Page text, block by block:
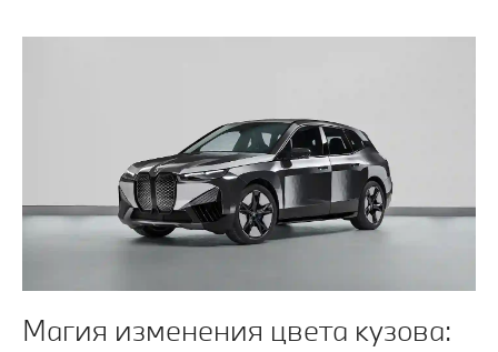
Магия изменения цвета кузова: